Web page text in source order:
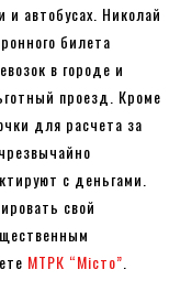
автобусах. Николай
билета
в городе и
проезд. Кроме
для расчета за
с деньгами.
свой
МТРК “Місто”